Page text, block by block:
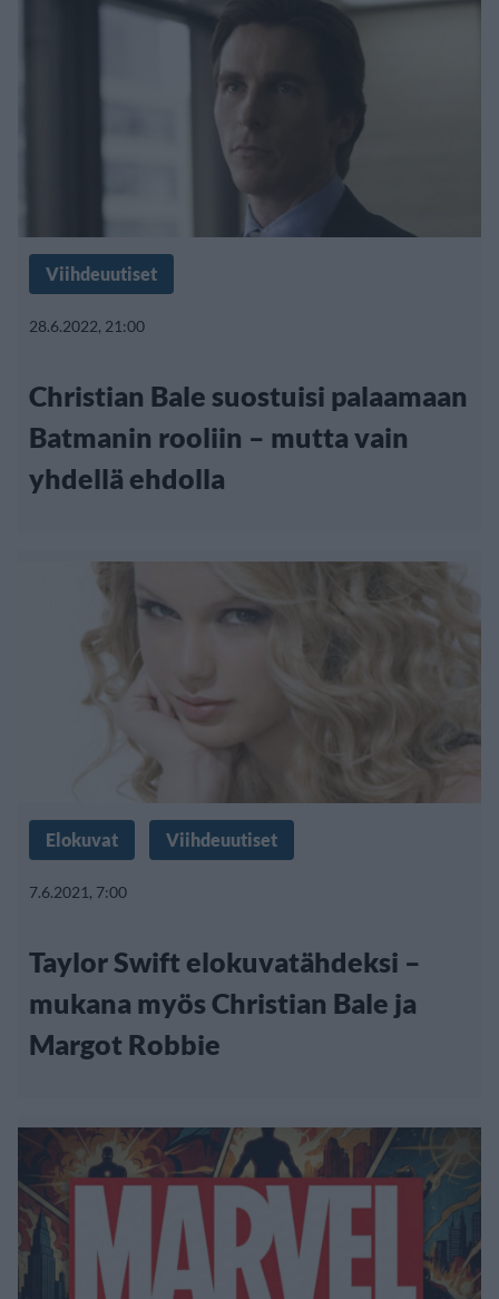
Viihdeuutiset
28.6.2022, 21:00
Christian Bale suostuisi palaamaan
Batmanin rooliin – mutta vain
yhdellä ehdolla
Elokuvat Viihdeuutiset
7.6.2021, 7:00
Taylor Swift elokuvatähdeksi –
mukana myös Christian Bale ja
Margot Robbie